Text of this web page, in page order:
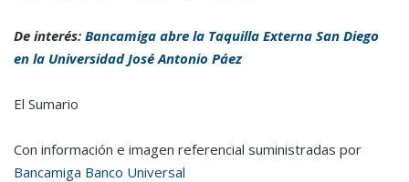
De interés: Bancamiga abre la Taquilla Externa San Diego
en la Universidad José Antonio Páez
El Sumario
Con información e imagen referencial suministradas por
Bancamiga Banco Universal